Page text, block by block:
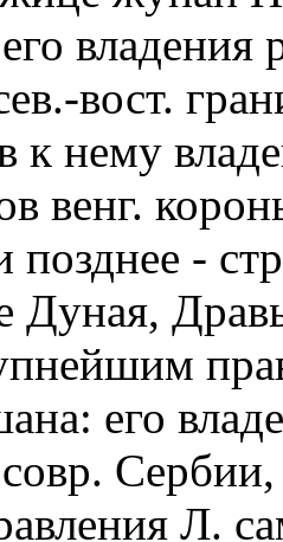
владения
вост.
к нему
венг.
позднее -
Дуная,
его
Л.